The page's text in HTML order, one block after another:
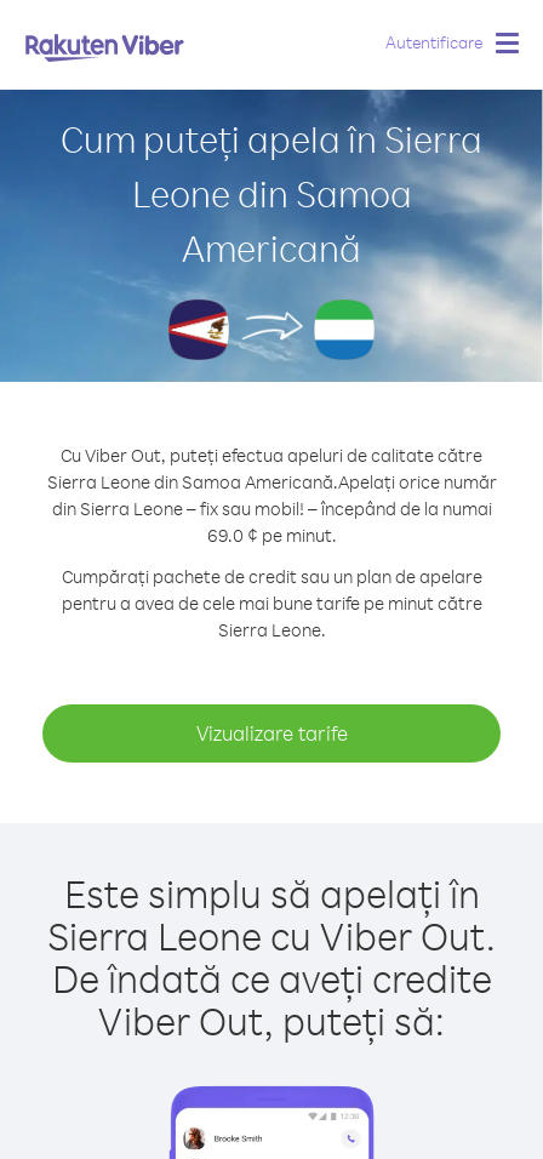
Autentificare
Cum puteți apela în Sierra
Leone din Samoa
Americană
Cu Viber Out, puteți efectua apeluri de calitate către
Sierra Leone din Samoa Americană.Apelați orice număr
din Sierra Leone – fix sau mobil! – începând de la numai
69.0 ¢ pe minut.
Cumpărați pachete de credit sau un plan de apelare
pentru a avea de cele mai bune tarife pe minut către
Sierra Leone.
Vizualizare tarife
Este simplu să apelați în
Sierra Leone cu Viber Out.
De îndată ce aveți credite
Viber Out, puteți să: